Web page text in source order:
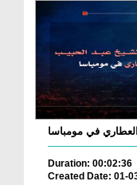
في مومباسا
Duration: 00:02:36
Created Date: 01-